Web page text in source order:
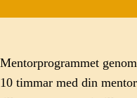
Mentorprogrammet
10 timmar med din